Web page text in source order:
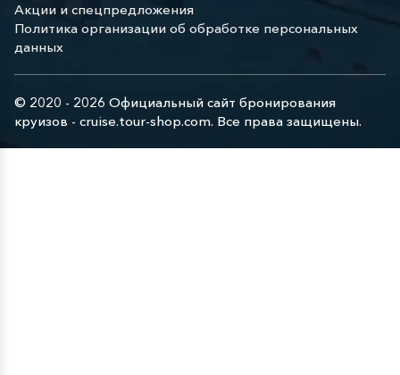
Акции и спецпредложения
Политика организации об обработке персональных
данных
© 2020 - 2026 Официальный сайт бронирования
круизов - cruise.tour-shop.com. Все права защищены.